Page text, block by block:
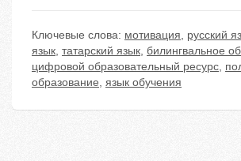
Ключевые слова: мотивация, русский
язык, татарский язык, билингвальное
цифровой образовательный ресурс,
образование, язык обучения